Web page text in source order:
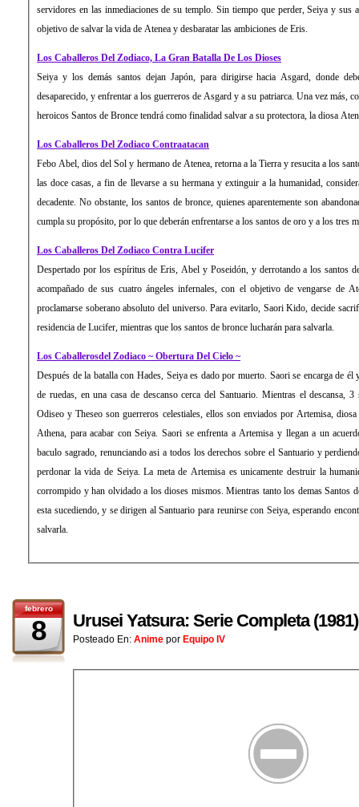
servidores en las inmediaciones de su templo. Sin tiempo que perder, Seiya y sus
objetivo de salvar la vida de Atenea y desbaratar las ambiciones de Eris.
Los Caballeros Del Zodiaco, La Gran Batalla De Los Dioses
Seiya y los demás santos dejan Japón, para dirigirse hacia Asgard, donde
desaparecido, y enfrentar a los guerreros de Asgard y a su patriarca. Una vez más,
heroicos Santos de Bronce tendrá como finalidad salvar a su protectora, la diosa
Los Caballeros Del Zodiaco Contraatacan
Febo Abel, dios del Sol y hermano de Atenea, retorna a la Tierra y resucita a los
las doce casas, a fin de llevarse a su hermana y extinguir a la humanidad,
decadente. No obstante, los santos de bronce, quienes aparentemente son
cumpla su propósito, por lo que deberán enfrentarse a los santos de oro y a los tres
Los Caballeros Del Zodiaco Contra Lucifer
Despertado por los espíritus de Eris, Abel y Poseidón, y derrotando a los santos
acompañado de sus cuatro ángeles infernales, con el objetivo de vengarse de
proclamarse soberano absoluto del universo. Para evitarlo, Saori Kido, decide
residencia de Lucifer, mientras que los santos de bronce lucharán para salvarla.
Los Caballerosdel Zodiaco ~ Obertura Del Cielo ~
Después de la batalla con Hades, Seiya es dado por muerto. Saori se encarga de
de ruedas, en una casa de descanso cerca del Santuario. Mientras el descansa, 3
Odiseo y Theseo son guerreros celestiales, ellos son enviados por Artemisa,
Athena, para acabar con Seiya. Saori se enfrenta a Artemisa y llegan a un
baculo sagrado, renunciando asi a todos los derechos sobre el Santuario y
perdonar la vida de Seiya. La meta de Artemisa es unicamente destruir la
corrompido y han olvidado a los dioses mismos. Mientras tanto los demas Santos
esta sucediendo, y se dirigen al Santuario para reunirse con Seiya, esperando
salvarla.
febrero
8 Urusei Yatsura: Serie Completa
Posteado En: Anime por Equipo IV